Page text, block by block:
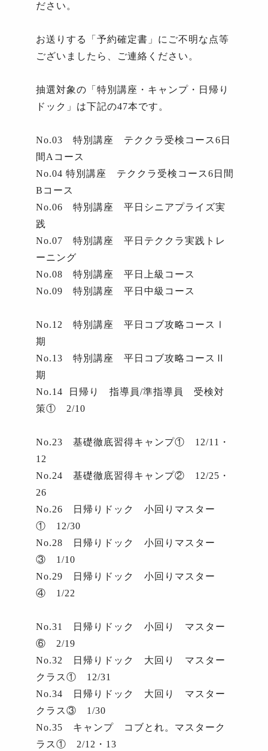
ださい。
お送りする「予約確定書」にご不明な点等
ございましたら、ご連絡ください。
抽選対象の「特別講座・キャンプ・日帰り
ドック」は下記の47本です。
No.03 特別講座 テククラ受検コース6 日
間 A コース
No.04特別講座 テククラ受検コース6 日間
B コース
No.06 特別講座 平日シニアプライズ実
践
No.07 特別講座 平日テククラ実践トレ
ーニング
No.08 特別講座 平日上級コース
No.09 特別講座 平日中級コース
No.12
特別講座 平日コブ攻略コースⅠ
期
No.13 特別講座 平日コブ攻略コースⅡ
期
No.14
日帰り 指導員/準指導員 受検対
策① 2/10
No.23 基礎徹底習得キャンプ① 12/11
・
12
No.24 基礎徹底習得キャンプ② 12/25 ・
26
No.26 日帰りドック 小回りマスター
① 12/30
No.28 日帰りドック 小回りマスター
③ 1/10
No.29 日帰りドック 小回りマスター
④ 1/22
No.31
日帰りドック 小回り マスター
⑥ 2/19
No.32
日帰りドック 大回り マスター
クラス① 12/31
No.34 日帰りドック 大回り マスター
クラス③ 1/30
No.35 キャンプ コブとれ。マスターク
ラス① 2/12 ・ 13